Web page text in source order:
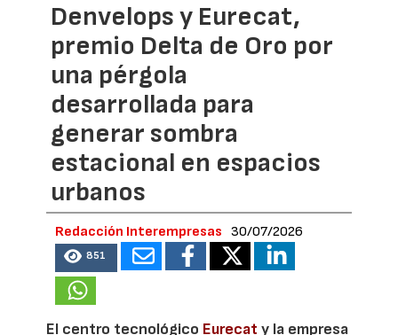
Denvelops y Eurecat,
premio Delta de Oro por
una pérgola
desarrollada para
generar sombra
estacional en espacios
urbanos
Redacción Interempresas 30/07/2026
851
El centro tecnológico Eurecat y la empresa